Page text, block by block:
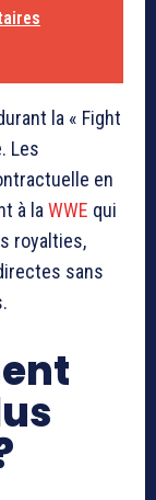
la « Fight
Les
en
à laWWE qui
royalties,
sans